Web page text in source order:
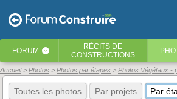
FORUM ‹ RÉCITS DE
CONSTRUCTIONS
Accueil Photos Photos par étapes Photos Végétaux -
Toutes les photos Par projets Par